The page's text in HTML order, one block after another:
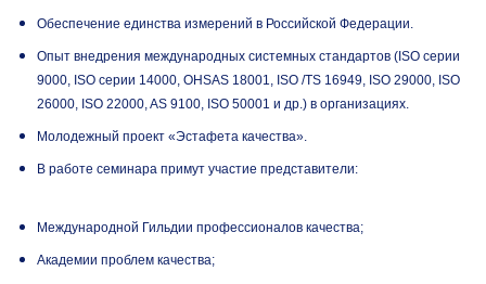
Обеспечение единства измерений в Российской Федерации.
Опыт внедрения международных системных стандартов (ISO серии
9000, ISO серии 14000, OHSAS 18001, ISO /TS 16949, ISO 29000, ISO
26000, ISO 22000, AS 9100, ISO 50001 и др.) в организациях.
Молодежный проект «Эстафета качества».
В работе семинара примут участие представители:
Международной Гильдии профессионалов качества;
Академии проблем качества;